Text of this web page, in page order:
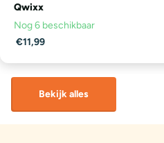
Qwixx
Nog 6 beschikbaar
€11,99
Bekijk alles